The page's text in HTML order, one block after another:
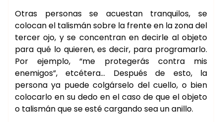
Otras personas se acuestan tranquilos, se
colocan el talismán sobre la frente en la zona del
tercer ojo, y se concentran en decirle al objeto
para qué lo quieren, es decir, para programarlo.
Por ejemplo, “me protegerás contra mis
enemigos”, etcétera… Después de esto, la
persona ya puede colgárselo del cuello, o bien
colocarlo en su dedo en el caso de que el objeto
o talismán que se esté cargando sea un anillo.